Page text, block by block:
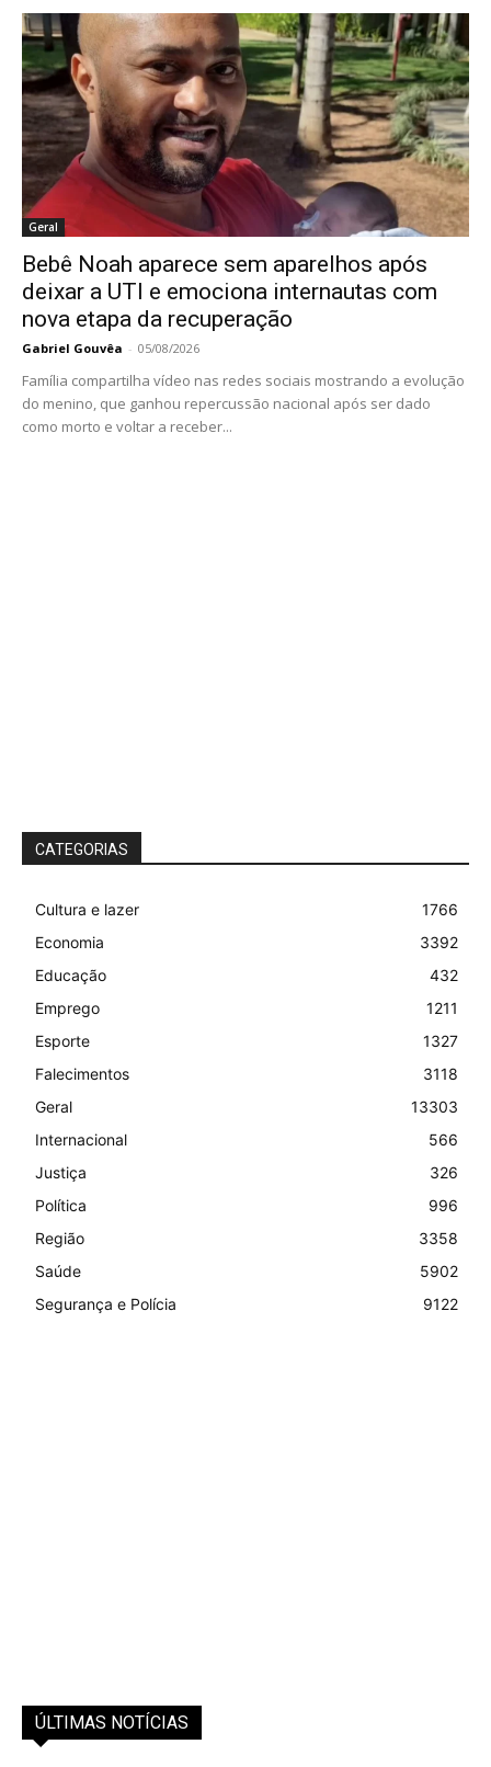
Geral
Bebê Noah aparece sem aparelhos após
deixar a UTI e emociona internautas com
nova etapa da recuperação
Gabriel Gouvêa - 05/08/2026
Família compartilha vídeo nas redes sociais mostrando a evolução
do menino, que ganhou repercussão nacional após ser dado
como morto e voltar a receber...
CATEGORIAS
Cultura e lazer
1766
Economia
3392
Educação
432
Emprego
1211
Esporte
1327
Falecimentos
3118
Geral
13303
Internacional
566
Justiça
326
Política
996
Região
3358
Saúde
5902
Segurança e Polícia
9122
ÚLTIMAS NOTÍCIAS